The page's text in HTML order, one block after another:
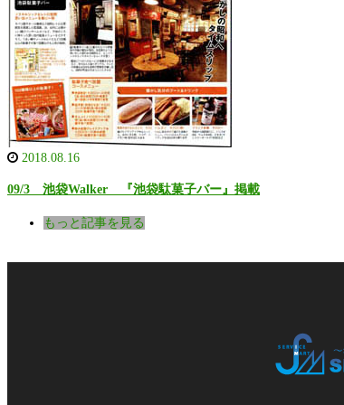
2018.08.16
09/3 池袋Walker 『池袋駄菓子バー』掲載
もっと記事を見る